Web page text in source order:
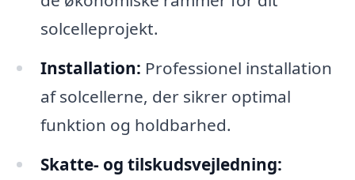
solcelleprojekt.
Installation: Professionel installation
af solcellerne, der sikrer optimal
funktion og holdbarhed.
Skatte- og tilskudsvejledning: